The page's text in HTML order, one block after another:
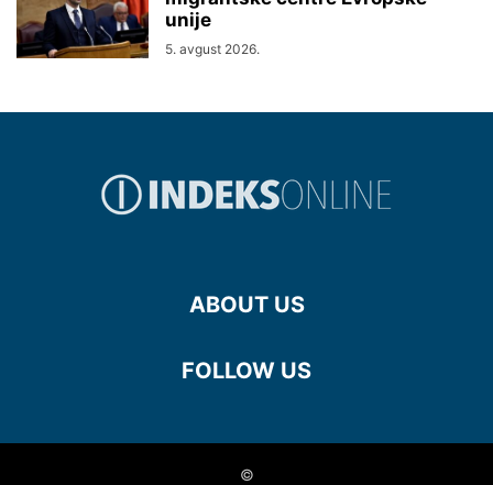
unije
5. avgust 2026.
ABOUT US
FOLLOW US
©